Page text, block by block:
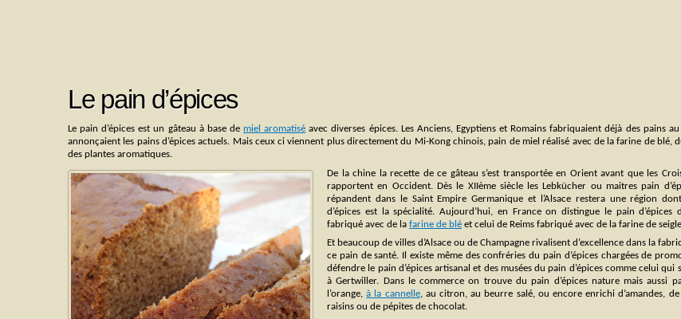
Le pain d’épices
Le pain d’épices est un gâteau à base de miel aromatisé avec diverses épices. Les Anciens, Egyptiens et Romains fabriquaient déjà des pains
annonçaient les pains d’épices actuels. Mais ceux ci viennent plus directement du Mi-Kong chinois, pain de miel réalisé avec de la farine de blé,
des plantes aromatiques.
De la chine la recette de ce gâteau s’est transportée en Orient avant que les
rapportent en Occident. Dès le XIIème siècle les Lebkücher ou maitres pain
répandent dans le Saint Empire Germanique et l’Alsace restera une région
d’épices est la spécialité. Aujourd’hui, en France on distingue le pain d’épices
fabriqué avec de la farine de blé et celui de Reims fabriqué avec de la farine de
Et beaucoup de villes d’Alsace ou de Champagne rivalisent d’excellence dans la
ce pain de santé. Il existe même des confréries du pain d’épices chargées de
défendre le pain d’épices artisanal et des musées du pain d’épices comme celui qui
à Gertwiller. Dans le commerce on trouve du pain d’épices nature mais aussi
l’orange,à la cannelle, au citron, au beurre salé, ou encore enrichi d’amandes,
raisins ou de pépites de chocolat.